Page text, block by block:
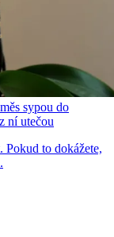
sypou do
ní utečou
to dokážete,